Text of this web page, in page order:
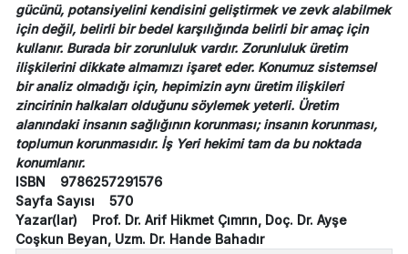
gücünü, potansiyelini kendisini geliştirmek ve zevk alabilmek
için değil, belirli bir bedel karşılığında belirli bir amaç için
kullanır. Burada bir zorunluluk vardır. Zorunluluk üretim
ilişkilerini dikkate almamızı işaret eder. Konumuz sistemsel
bir analiz olmadığı için, hepimizin aynı üretim ilişkileri
zincirinin halkaları olduğunu söylemek yeterli. Üretim
alanındaki insanın sağlığının korunması; insanın korunması,
toplumun korunmasıdır. İş Yeri hekimi tam da bu noktada
konumlanır.
ISBN 9786257291576
Sayfa Sayısı 570
Yazar(lar) Prof. Dr. Arif Hikmet Çımrın, Doç. Dr. Ayşe
Coşkun Beyan, Uzm. Dr. Hande Bahadır